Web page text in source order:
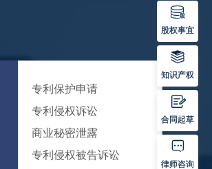
专利保护申请
专利侵权诉讼
商业秘密泄露
专利侵权被告诉讼

股权事宜

知识产权

合同起草

律师咨询